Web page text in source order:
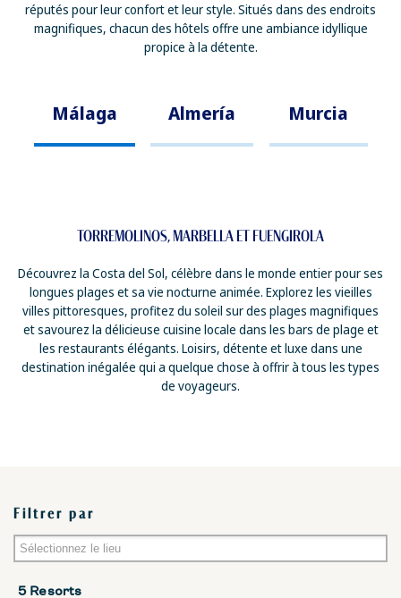
réputés pour leur confort et leur style. Situés dans des endroits
magnifiques, chacun des hôtels offre une ambiance idyllique
propice à la détente.
Málaga Almería Murcia
TORREMOLINOS, MARBELLA ET FUENGIROLA
Découvrez la Costa del Sol, célèbre dans le monde entier pour ses
longues plages et sa vie nocturne animée. Explorez les vieilles
villes pittoresques, profitez du soleil sur des plages magnifiques
et savourez la délicieuse cuisine locale dans les bars de plage et
les restaurants élégants. Loisirs, détente et luxe dans une
destination inégalée qui a quelque chose à offrir à tous les types
de voyageurs.
Filtrer par
Almeria
5 Resorts